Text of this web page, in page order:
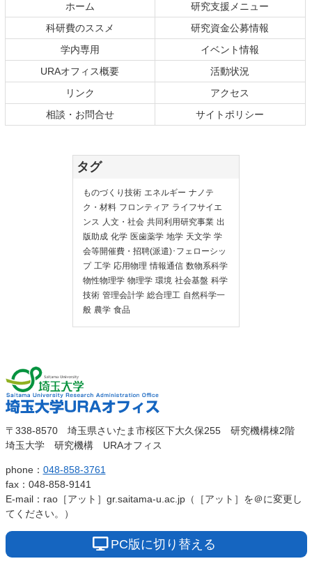
ホーム
研究支援メニュー
科研費のススメ
研究資金公募情報
学内専用
イベント情報
URAオフィス概要
活動状況
リンク
アクセス
相談・お問合せ
サイトポリシー
タグ
ものづくり技術 エネルギー ナノテ
ク・材料 フロンティア ライフサイエ
ンス 人文・社会 共同利用研究事業 出
版助成 化学 医歯薬学 地学 天文学 学
会等開催費・招聘(派遣)･フェローシッ
プ 工学 応用物理 情報通信 数物系科学
物性物理学 物理学 環境 社会基盤 科学
技術 管理会計学 総合理工 自然科学一
般 農学 食品
埼玉大
学
埼玉大学URAオ
フィス
〒338-8570 埼玉県さいたま市桜区下大久保255 研究機構棟2階
埼玉大学 研究機構 URAオフィス
phone： 048-858-3761
fax：048-858-9141
E-mail：rao［アット］gr.saitama-u.ac.jp（［アット］を＠に変更し
てください。）
PC版に切り替える